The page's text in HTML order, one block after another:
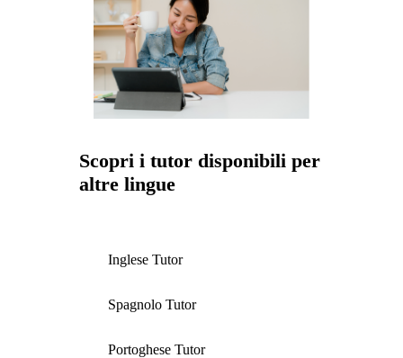
Scopri i tutor disponibili per
altre lingue
Inglese Tutor
Spagnolo Tutor
Portoghese Tutor